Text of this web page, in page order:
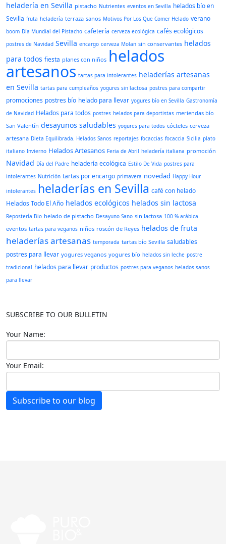
heladería en Sevilla pistacho Nutrientes eventos en Sevilla helados bío en
Sevilla fruta heladería terraza sanos Motivos Por Los Que Comer Helado verano
boom Día Mundial del Pistacho cafetería cerveza ecológica cafés ecológicos
postres de Navidad Sevilla encargo cerveza Molan sin conservantes helados
para todos fiesta planes con niños helados
artesanos tartas para intolerantes heladerías artesanas
en Sevilla tartas para cumpleaños yogures sin lactosa postres para compartir
promociones postres bío helado para llevar yogures bío en Sevilla Gastronomía
de Navidad Helados para todos postres helados para deportistas meriendas bío
San Valentín desayunos saludables yogures para todos cócteles cerveza
artesana Dieta Equilibrada. Helados Sanos reportajes focaccias focaccia Sicilia plato
italiano Invierno Helados Artesanos Feria de Abril heladería italiana promoción
Navidad Día del Padre heladería ecológica Estilo De Vida postres para
intolerantes Nutrición tartas por encargo primavera novedad Happy Hour
intolerantes heladerías en Sevilla café con helado
Helados Todo El Año helados ecológicos helados sin lactosa
Repostería Bio helado de pistacho Desayuno Sano sin lactosa 100 % arábica
eventos tartas para veganos niños roscón de Reyes helados de fruta
heladerías artesanas temporada tartas bío Sevilla saludables
postres para llevar yogures veganos yogures bío helados sin leche postre
tradicional helados para llevar productos postres para veganos helados sanos
para llevar
SUBSCRIBE TO OUR BULLETIN
Your Name:
Your Email:
Subscribe to our blog